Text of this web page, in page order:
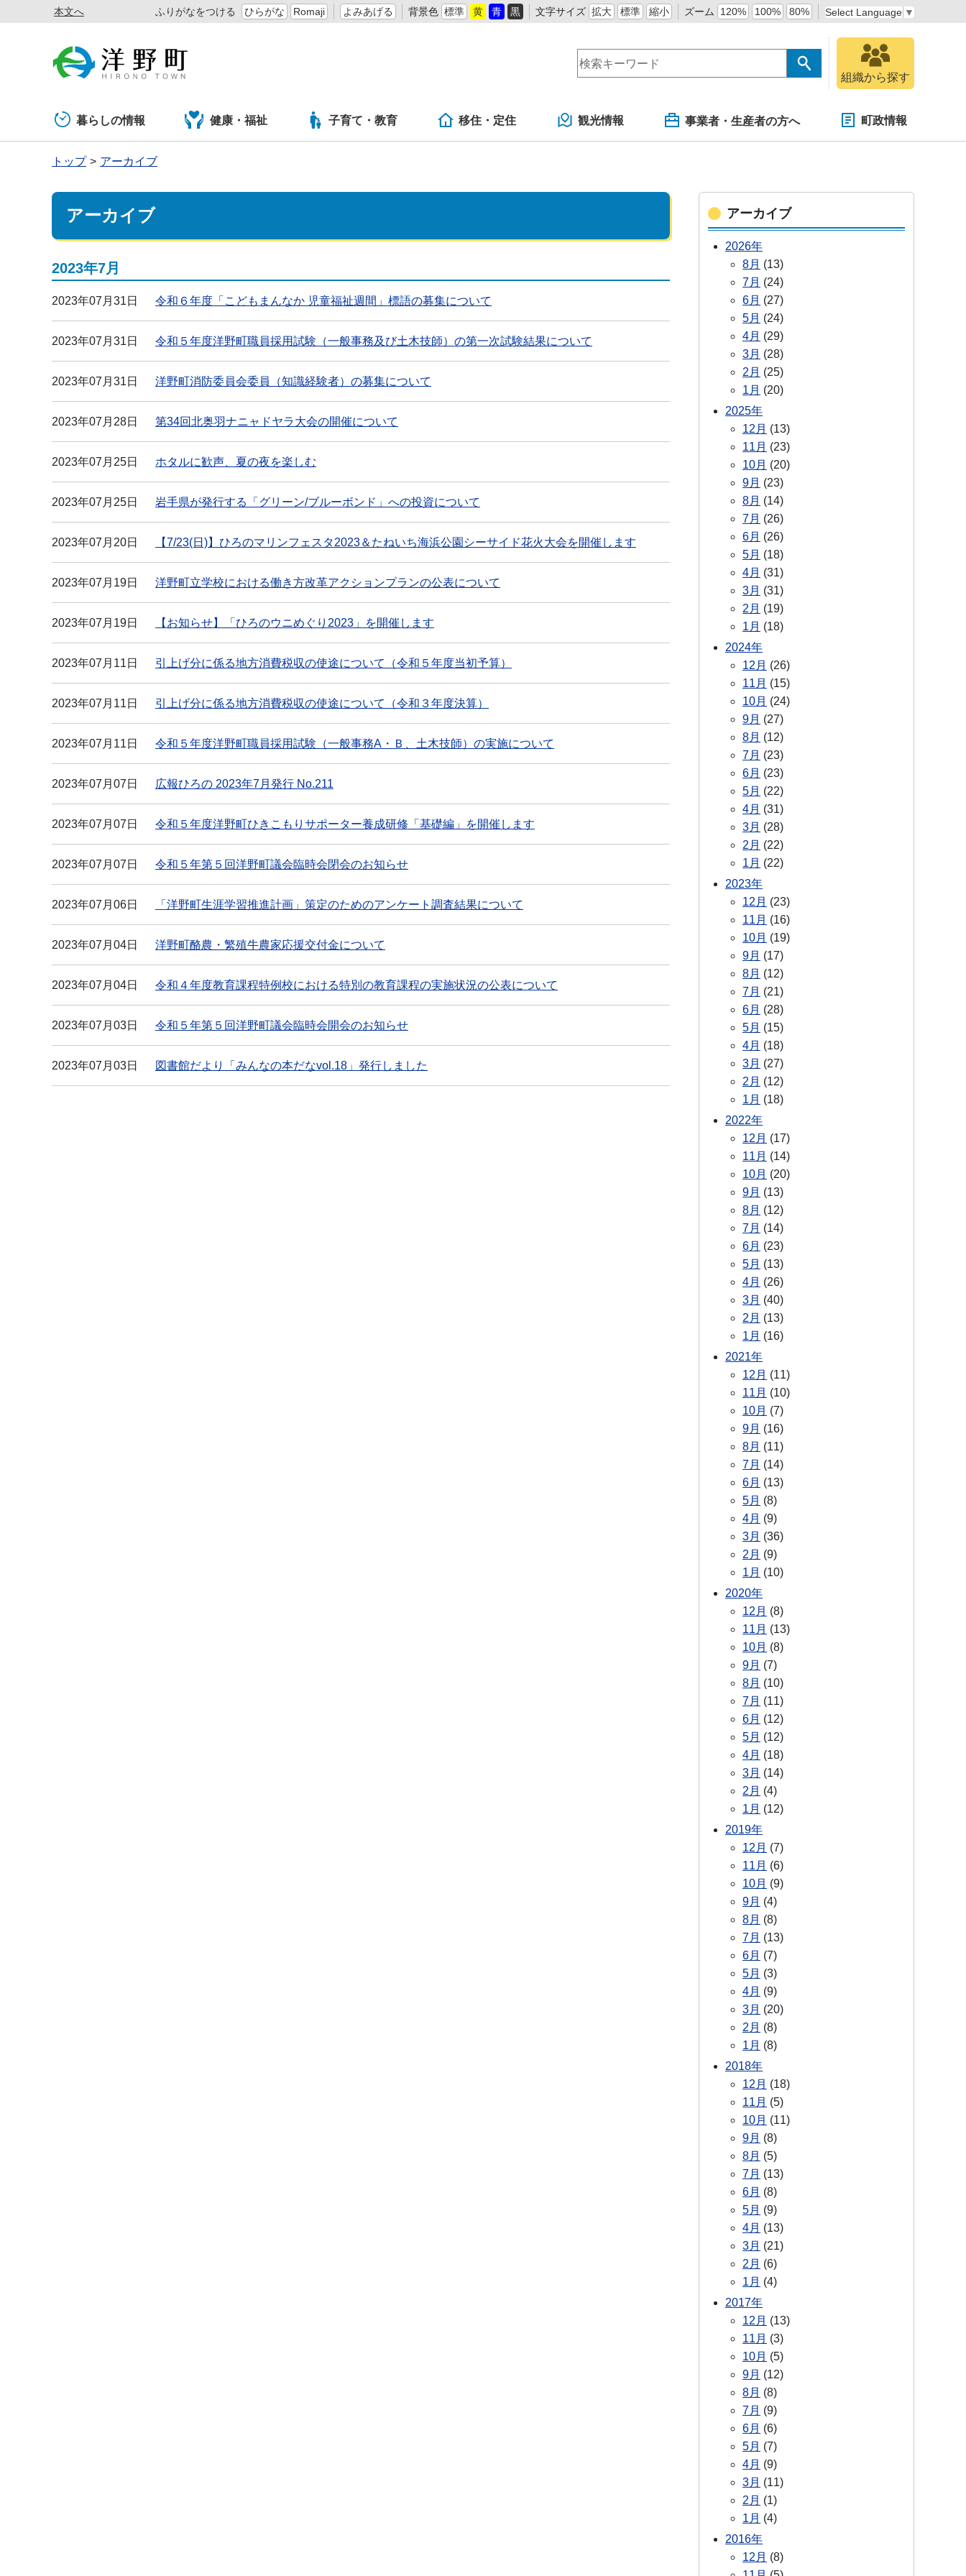
本文へ ふりがなをつける ひらがな Romaji よみあげる 背景色 標準 黄 青 黒 文字サイズ 拡大 標準 縮小 ズーム 120% 100% 80% Select Language ▼
組織から探す
暮らしの情報 健康・福祉 子育て・教育 移住・定住 観光情報 事業者・生産者の方へ 町政情報
トップ アーカイブ
アーカイブ
2023年7月
2023年07月31日 令和６年度「こどもまんなか 児童福祉週間」標語の募集について
2023年07月31日 令和５年度洋野町職員採用試験（一般事務及び土木技師）の第一次試験結果について
2023年07月31日 洋野町消防委員会委員（知識経験者）の募集について
2023年07月28日 第34回北奥羽ナニャドヤラ大会の開催について
2023年07月25日 ホタルに歓声、夏の夜を楽しむ
2023年07月25日 岩手県が発行する「グリーン/ブルーボンド」への投資について
2023年07月20日 【7/23(日)】ひろのマリンフェスタ2023＆たねいち海浜公園シーサイド花火大会を開催します
2023年07月19日 洋野町立学校における働き方改革アクションプランの公表について
2023年07月19日 【お知らせ】「ひろのウニめぐり2023」を開催します
2023年07月11日 引上げ分に係る地方消費税収の使途について（令和５年度当初予算）
2023年07月11日 引上げ分に係る地方消費税収の使途について（令和３年度決算）
2023年07月11日 令和５年度洋野町職員採用試験（一般事務A・Ｂ、土木技師）の実施について
2023年07月07日 広報ひろの 2023年7月発行 No.211
2023年07月07日 令和５年度洋野町ひきこもりサポーター養成研修「基礎編」を開催します
2023年07月07日 令和５年第５回洋野町議会臨時会閉会のお知らせ
2023年07月06日 「洋野町生涯学習推進計画」策定のためのアンケート調査結果について
2023年07月04日 洋野町酪農・繁殖牛農家応援交付金について
2023年07月04日 令和４年度教育課程特例校における特別の教育課程の実施状況の公表について
2023年07月03日 令和５年第５回洋野町議会臨時会開会のお知らせ
2023年07月03日 図書館だより「みんなの本だなvol.18」発行しました
アーカイブ
2026年
8月 (13)
7月 (24)
6月 (27)
5月 (24)
4月 (29)
3月 (28)
2月 (25)
1月 (20)
2025年
12月 (13)
11月 (23)
10月 (20)
9月 (23)
8月 (14)
7月 (26)
6月 (26)
5月 (18)
4月 (31)
3月 (31)
2月 (19)
1月 (18)
2024年
12月 (26)
11月 (15)
10月 (24)
9月 (27)
8月 (12)
7月 (23)
6月 (23)
5月 (22)
4月 (31)
3月 (28)
2月 (22)
1月 (22)
2023年
12月 (23)
11月 (16)
10月 (19)
9月 (17)
8月 (12)
7月 (21)
6月 (28)
5月 (15)
4月 (18)
3月 (27)
2月 (12)
1月 (18)
2022年
12月 (17)
11月 (14)
10月 (20)
9月 (13)
8月 (12)
7月 (14)
6月 (23)
5月 (13)
4月 (26)
3月 (40)
2月 (13)
1月 (16)
2021年
12月 (11)
11月 (10)
10月 (7)
9月 (16)
8月 (11)
7月 (14)
6月 (13)
5月 (8)
4月 (9)
3月 (36)
2月 (9)
1月 (10)
2020年
12月 (8)
11月 (13)
10月 (8)
9月 (7)
8月 (10)
7月 (11)
6月 (12)
5月 (12)
4月 (18)
3月 (14)
2月 (4)
1月 (12)
2019年
12月 (7)
11月 (6)
10月 (9)
9月 (4)
8月 (8)
7月 (13)
6月 (7)
5月 (3)
4月 (9)
3月 (20)
2月 (8)
1月 (8)
2018年
12月 (18)
11月 (5)
10月 (11)
9月 (8)
8月 (5)
7月 (13)
6月 (8)
5月 (9)
4月 (13)
3月 (21)
2月 (6)
1月 (4)
2017年
12月 (13)
11月 (3)
10月 (5)
9月 (12)
8月 (8)
7月 (9)
6月 (6)
5月 (7)
4月 (9)
3月 (11)
2月 (1)
1月 (4)
2016年
12月 (8)